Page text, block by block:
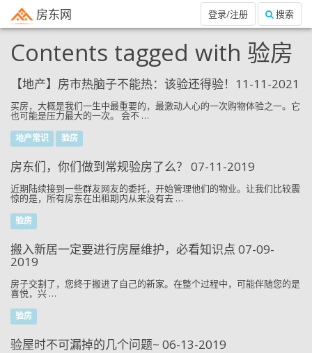
房东网 搜索
登录/注册
Contents tagged with 验房
【地产】房市热脑子不能热：该验还得验！11-11-2021
买房，大概是我们一生中最重要的，最激动人心的一次购物体验之一。它
也可能是压力最大的一次。 会不 …
地产常识 验房
房东们，你们做到常规验房了么？ 07-11-2019
近期陆续接到一些群友网友的委托，开始管理他们的物业。让我们比较震
惊的是，所有房东在出租期内从来没有去 …
验房
搬入新居一定要进行房屋维护，必看知识点 07-09-
2019
房子交割了，您终于搬进了自己的新家。在整个过程中，可能伴随您的是
喜悦，兴 …
验房
验屋时不可漏掉的几个问题~ 06-13-2019